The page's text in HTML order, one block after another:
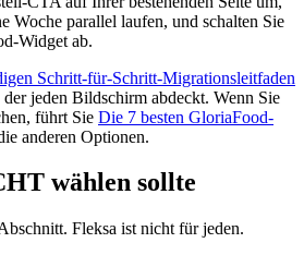
Woche parallel laufen, und schalten Sie
Widget ab.
Schritt-für-Schritt-Migrationsleitfaden
der jeden Bildschirm abdeckt. Wenn Sie
führt Sie Die 7 besten GloriaFood-
anderen Optionen.
wählen sollte
Fleksa ist nicht für jeden.